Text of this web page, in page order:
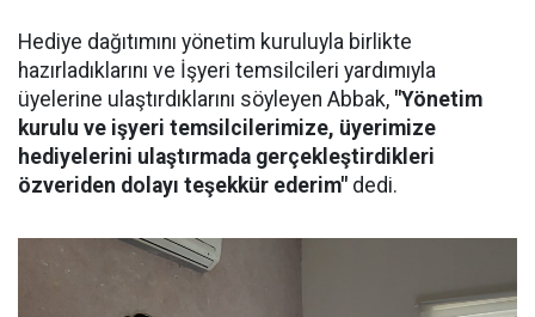
Hediye dağıtımını yönetim kuruluyla birlikte
hazırladıklarını ve İşyeri temsilcileri yardımıyla
üyelerine ulaştırdıklarını söyleyen Abbak, "Yönetim
kurulu ve işyeri temsilcilerimize, üyerimize
hediyelerini ulaştırmada gerçekleştirdikleri
özveriden dolayı teşekkür ederim" dedi.